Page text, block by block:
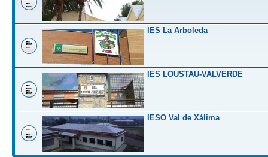
IES La Arboleda
IES LOUSTAU-VALVERDE
IESO Val de Xálima